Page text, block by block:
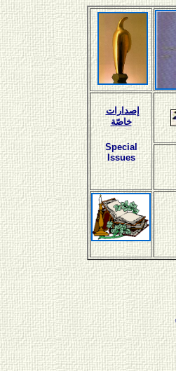
إصدارات
خاصّة
Special
Issues